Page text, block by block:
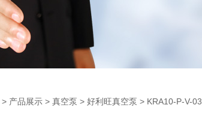
> 产品展示 > 真空泵 > 好利旺真空泵 > KRA10-P-V-